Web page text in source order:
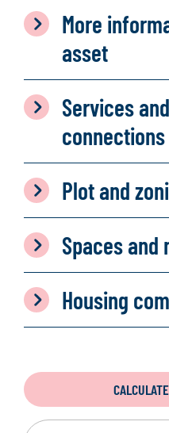
More
asset
Services
connections
Plot and
Spaces and
Housing